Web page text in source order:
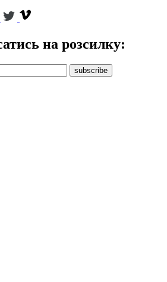
на розсилку:
subscribe